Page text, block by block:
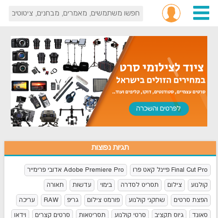
תגיות נפוצות
Final Cut Pro פיינל קאט פרו
Adobe Premiere Pro אדובי פרימייר
קולנוע
צילום תסריט לסדרה בימוי עדשות
תאורה
הפצת סרטים
שחקני קולנוע פורמט צילום גריפ RAW
עריכה
סאונד
גיוס תקציב סרטי קולנוע תסריטאות סרטים קצרים
וידאו